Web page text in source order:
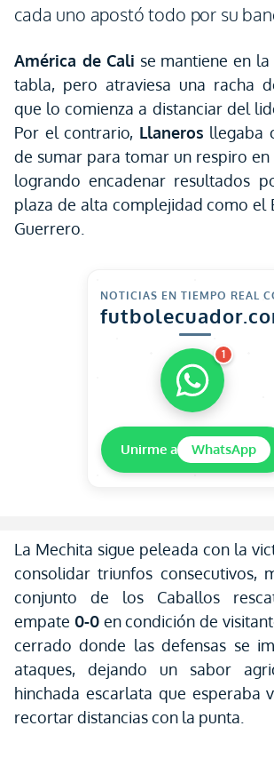
cada uno apostó todo por su
América de Cali se mantiene en
tabla, pero atraviesa una racha
que lo comienza a distanciar del
Por el contrario, Llaneros llegaba
de sumar para tomar un respiro en
logrando encadenar resultados
plaza de alta complejidad como el
Guerrero.
NOTICIAS EN TIEMPO REAL
1
Unirme a WhatsApp
La Mechita sigue peleada con la
consolidar triunfos consecutivos,
conjunto de los Caballos
empate 0-0en condición de
cerrado donde las defensas se
ataques, dejando un sabor
hinchada escarlata que esperaba
recortar distancias con la punta.